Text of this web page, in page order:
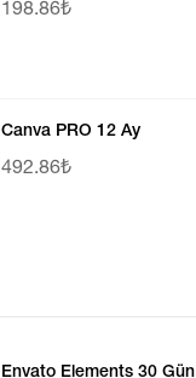
198.86₺
Canva PRO 12 Ay
492.86₺
Envato Elements 30 Gün